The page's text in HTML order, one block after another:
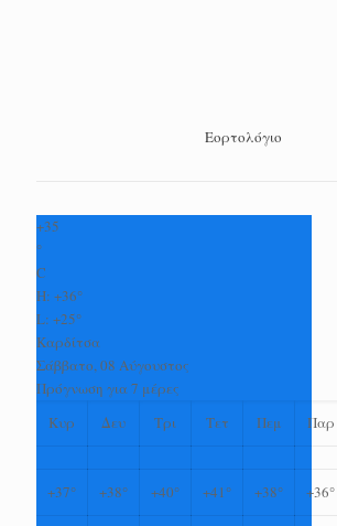
Εορτολόγιο
+35
°
C
H: +36°
L: +25°
Καρδίτσα
Σάββατο, 08 Αύγουστος
Πρόγνωση για 7 μέρες
Κυρ
Δευ Τρι Τετ Πεμ Παρ
+37° +38° +40° +41° +38° +36°